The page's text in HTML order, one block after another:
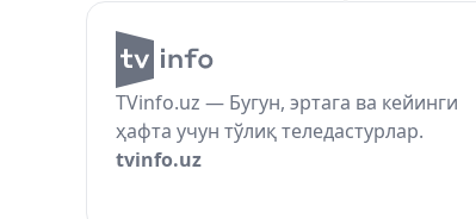
TVinfo.uz — Бугун, эртага ва кейинги
ҳафта учун тўлиқ теледастурлар.
tvinfo.uz